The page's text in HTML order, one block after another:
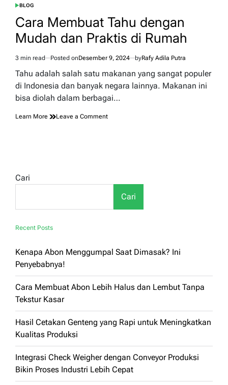
POSTED
BLOG
Cara Membuat Tahu dengan
Mudah dan Praktis di Rumah
Estimated
read
3 min read Posted onDesember 9, 2024 byRafy Adila Putra
Tahu adalah salah satu makanan yang sangat populer
di Indonesia dan banyak negara lainnya. Makanan ini
bisa diolah dalam berbagai…
Learn More Leave a Commenton
Rumah
Cari
Cari
Recent Posts
Kenapa Abon Menggumpal Saat Dimasak? Ini
Penyebabnya!
Cara Membuat Abon Lebih Halus dan Lembut Tanpa
Tekstur Kasar
Hasil Cetakan Genteng yang Rapi untuk Meningkatkan
Kualitas Produksi
Integrasi Check Weigher dengan Conveyor Produksi
Bikin Proses Industri Lebih Cepat